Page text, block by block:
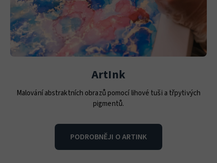
ArtInk
Malování abstraktních obrazů pomocí lihové tuši a třpytivých
pigmentů.
PODROBNĚJI O ARTINK